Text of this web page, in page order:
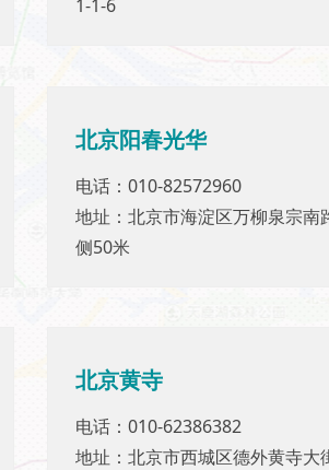
1-1-6
商1-1-6
北京阳春光华
电话：010-82572960
地址：北京市海淀区万柳泉宗南
侧50米
北京阳春光华
电话：010-82572960
地址：北京市海淀区万柳泉宗南
侧50米
北京黄寺
电话：010-62386382
地址：北京市西城区德外黄寺大
北京黄寺
电话：010-62386382
地址：北京市西城区德外黄寺大